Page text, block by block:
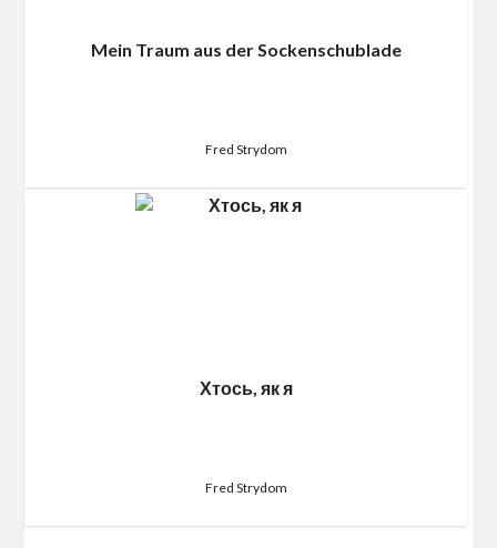
Mein Traum aus der Sockenschublade
Fred Strydom
Хтось, як я
Fred Strydom